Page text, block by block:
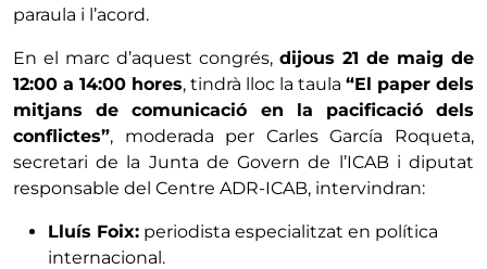
paraula i l’acord.
En el marc d’aquest congrés, dijous 21 de maig de
12:00 a 14:00 hores, tindrà lloc la taula “El paper dels
mitjans de comunicació en la pacificació dels
conflictes”, moderada per Carles García Roqueta,
secretari de la Junta de Govern de l’ICAB i diputat
responsable del Centre ADR-ICAB, intervindran:
Lluís Foix: periodista especialitzat en política
internacional.